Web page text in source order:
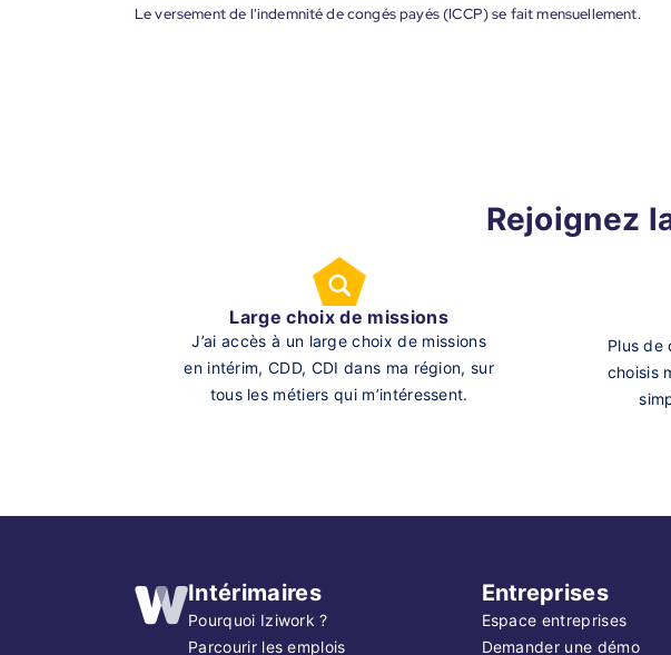
Le versement de l'indemnité de congés payés (ICCP) se fait mensuellement.
Rejoignez
Large choix de missions
J’ai accès à un large choix de missions
en intérim, CDD, CDI dans ma région, sur
tous les métiers qui m’intéressent.
Plus de
choisis
Intérimaires
Pourquoi Iziwork ?
Parcourir les emplois
Entreprises
Espace entreprises
Demander une démo